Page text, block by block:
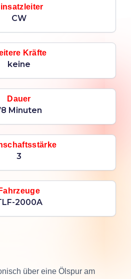
CW
Kräfte
keine
Dauer
Minuten
3
Fahrzeuge
2000A
über eine Ölspur am